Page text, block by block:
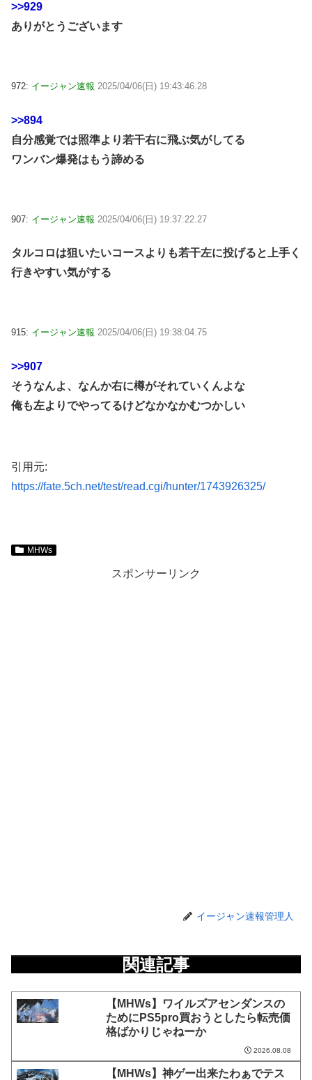
>>929
ありがとうございます
972: イージャン速報 2025/04/06(日) 19:43:46.28
>>894
自分感覚では照準より若干右に飛ぶ気がしてる
ワンバン爆発はもう諦める
907: イージャン速報 2025/04/06(日) 19:37:22.27
タルコロは狙いたいコースよりも若干左に投げると上手く
行きやすい気がする
915: イージャン速報 2025/04/06(日) 19:38:04.75
>>907
そうなんよ、なんか右に樽がそれていくんよな
俺も左よりでやってるけどなかなかむつかしい
引用元:
https://fate.5ch.net/test/read.cgi/hunter/1743926325/
MHWs
スポンサーリンク
イージャン速報管理人
関連記事
【MHWs】ワイルズアセンダンスの
ためにPS5pro買おうとしたら転売価
格ばかりじゃねーか
2026.08.08
【MHWs】神ゲー出来たわぁでテス